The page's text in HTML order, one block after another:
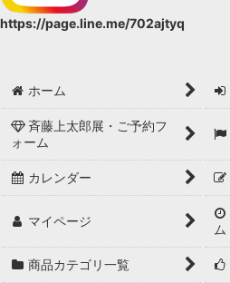
https://page.line.me/702ajtyq
ホーム
斉藤上太郎展・ご予約フ
ォーム
カレンダー
マイページ
ム
商品カテゴリ一覧